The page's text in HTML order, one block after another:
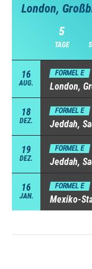
London,
5
TAGE
16
AUG.
FORMEL E
London,
18
DEZ.
FORMEL E
Jeddah,
19
DEZ.
FORMEL E
Jeddah,
16
JAN.
FORMEL E
Mexiko-